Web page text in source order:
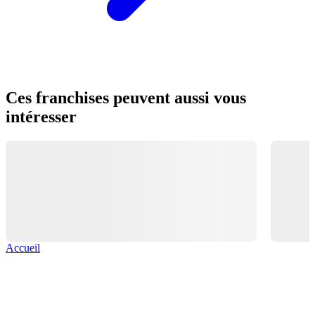
Ces franchises peuvent aussi vous
intéresser
Accueil